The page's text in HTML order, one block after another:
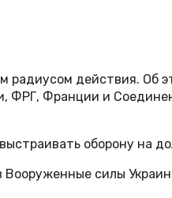
действия. Об
Франции и
оборону на
силы